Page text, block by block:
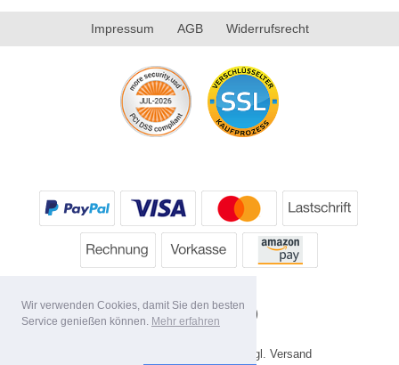
Wir verwenden Cookies, damit Sie den besten
Service genießen können. Mehr erfahren
Impressum AGB Widerrufsrecht
* Alle Preise inkl. MwSt. evtl. zzgl. Versand